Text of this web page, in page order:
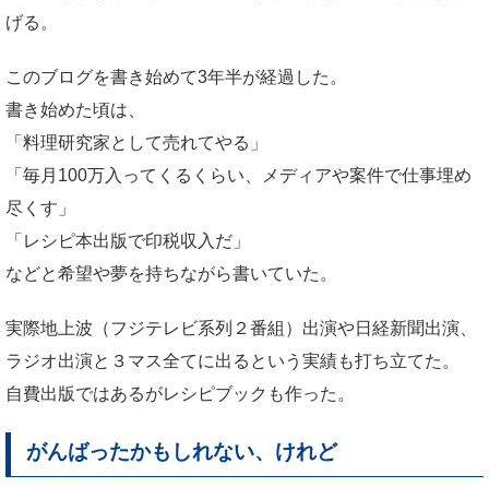
げる。
このブログを書き始めて3年半が経過した。
書き始めた頃は、
「料理研究家として売れてやる」
「毎月100万入ってくるくらい、メディアや案件で仕事埋め
尽くす」
「レシピ本出版で印税収入だ」
などと希望や夢を持ちながら書いていた。
実際地上波（フジテレビ系列２番組）出演や日経新聞出演、
ラジオ出演と３マス全てに出るという実績も打ち立てた。
自費出版ではあるがレシピブックも作った。
がんばったかもしれない、けれど